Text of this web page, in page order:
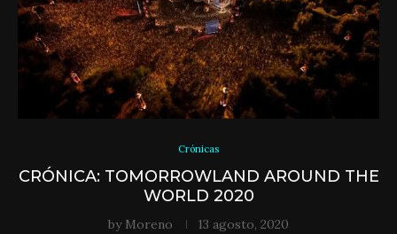
Crónicas
CRÓNICA: TOMORROWLAND AROUND THE
WORLD 2020
by Moreno 13 agosto, 2020